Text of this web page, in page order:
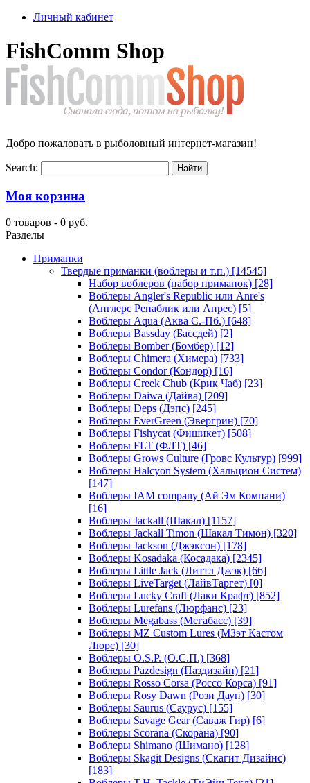
Личный кабинет
FishComm Shop
Добро пожаловать в рыболовный интернет-магазин!
Search:
Моя корзина
0 товаров - 0 руб.
Разделы
Приманки
Твердые приманки (воблеры и т.п.) [14545]
Набор воблеров (набор приманок) [28]
Воблеры Angler's Republic или Anre's
(Англерс Репаблик или Анрес) [5]
Воблеры Aqua (Аква С.-Пб.) [648]
Воблеры Bassday (Бассдей) [2]
Воблеры Bomber (Бомбер) [12]
Воблеры Chimera (Химера) [733]
Воблеры Condor (Кондор) [16]
Воблеры Creek Chub (Крик Чаб) [23]
Воблеры Daiwa (Дайва) [209]
Воблеры Deps (Дэпс) [245]
Воблеры EverGreen (Эвергрин) [70]
Воблеры Fishycat (Фишикет) [508]
Воблеры FLT (ФЛТ) [46]
Воблеры Grows Culture (Гровс Культур) [999]
Воблеры Halcyon System (Хальцион Систем)
[147]
Воблеры IAM company (Ай Эм Компани)
[16]
Воблеры Jackall (Шакал) [1157]
Воблеры Jackall Timon (Шакал Тимон) [320]
Воблеры Jackson (Джэксон) [178]
Воблеры Kosadaka (Косадака) [2345]
Воблеры Little Jack (Литтл Джэк) [66]
Воблеры LiveTarget (ЛайвТаргет) [0]
Воблеры Lucky Craft (Лаки Крафт) [852]
Воблеры Lurefans (Люрфанс) [23]
Воблеры Megabass (Мегабасс) [39]
Воблеры MZ Custom Lures (МЗэт Кастом
Люрс) [30]
Воблеры O.S.P. (О.С.П.) [368]
Воблеры Pazdesign (Паздизайн) [21]
Воблеры Rosso Corsa (Россо Корса) [91]
Воблеры Rosy Dawn (Рози Даун) [30]
Воблеры Saurus (Саурус) [155]
Воблеры Savage Gear (Саваж Гир) [6]
Воблеры Scorana (Скорана) [90]
Воблеры Shimano (Шимано) [128]
Воблеры Skagit Designs (Скагит Дизайнс)
[183]